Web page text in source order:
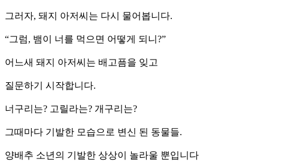
그러자, 돼지 아저씨는 다시 물어봅니다.
“그럼, 뱀이 너를 먹으면 어떻게 되니?”
어느새 돼지 아저씨는 배고픔을 잊고
질문하기 시작합니다.
너구리는? 고릴라는? 개구리는?
그때마다 기발한 모습으로 변신 된 동물들.
양배추 소년의 기발한 상상이 놀라울 뿐입니다